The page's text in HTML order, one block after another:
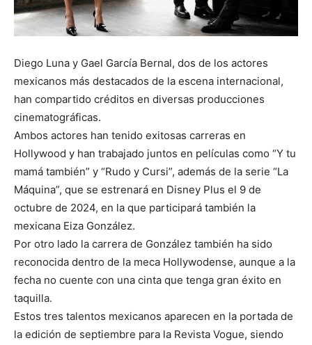
Diego Luna y Gael García Bernal, dos de los actores
mexicanos más destacados de la escena internacional,
han compartido créditos en diversas producciones
cinematográficas.
Ambos actores han tenido exitosas carreras en
Hollywood y han trabajado juntos en películas como “Y tu
mamá también” y “Rudo y Cursi”, además de la serie “La
Máquina”, que se estrenará en Disney Plus el 9 de
octubre de 2024, en la que participará también la
mexicana Eiza González.
Por otro lado la carrera de González también ha sido
reconocida dentro de la meca Hollywodense, aunque a la
fecha no cuente con una cinta que tenga gran éxito en
taquilla.
Estos tres talentos mexicanos aparecen en la portada de
la edición de septiembre para la Revista Vogue, siendo